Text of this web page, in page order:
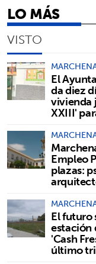
LO MÁS
VISTO
El
da diez
vivienda
XXIII'
Empleo
plazas:
El futuro
estación
'Cash
último